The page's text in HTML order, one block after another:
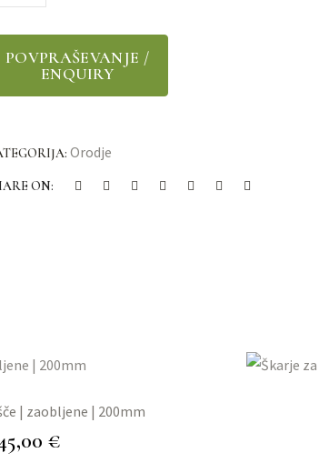
Orodje
ON:
| zaobljene | 200mm
€